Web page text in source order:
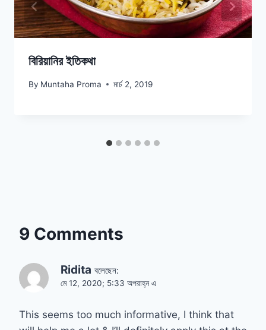
বিরিয়ানির ইতিকথা
By Muntaha Proma মার্চ 2, 2019
9 Comments
Ridita বলেছেন:
মে 12, 2020; 5:33 অপরাহ্ন এ
This seems too much informative, I think that